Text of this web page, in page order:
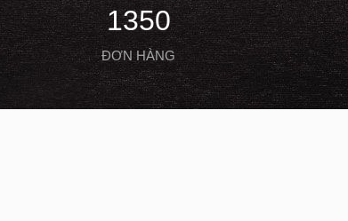
1350
ĐƠN HÀNG